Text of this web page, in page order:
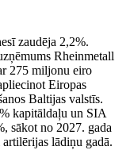
zaudēja 2,2%.
Rheinmetall
275 miljonu eiro
Eiropas
Baltijas valstīs.
kapitāldaļu un SIA
sākot no 2027. gada
lādiņu gadā.